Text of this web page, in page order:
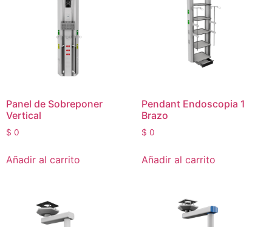
Panel de Sobreponer
Vertical
$ 0
Añadir al carrito
Pendant Endoscopia 1
Brazo
$ 0
Añadir al carrito